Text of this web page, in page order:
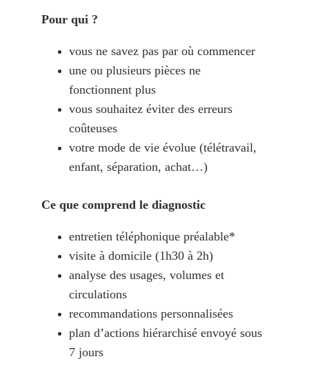
Pour qui ?
vous ne savez pas par où commencer
une ou plusieurs pièces ne
fonctionnent plus
vous souhaitez éviter des erreurs
coûteuses
votre mode de vie évolue (télétravail,
enfant, séparation, achat…)
Ce que comprend le diagnostic
entretien téléphonique préalable*
visite à domicile (1h30 à 2h)
analyse des usages, volumes et
circulations
recommandations personnalisées
plan d’actions hiérarchisé envoyé sous
7 jours